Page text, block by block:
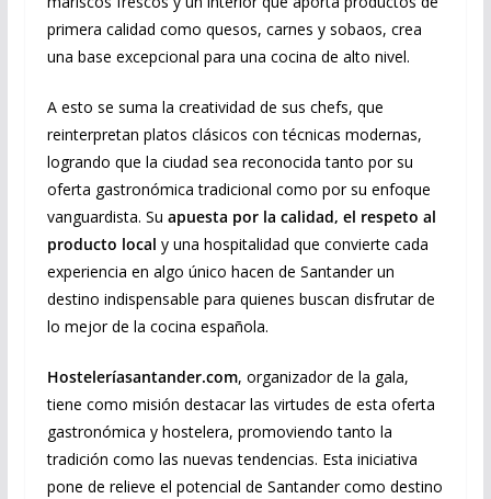
primera calidad como quesos, carnes y sobaos, crea
una base excepcional para una cocina de alto nivel.
A esto se suma la creatividad de sus chefs, que
reinterpretan platos clásicos con técnicas modernas,
logrando que la ciudad sea reconocida tanto por su
oferta gastronómica tradicional como por su enfoque
vanguardista. Su apuesta por la calidad, el respeto al
producto local y una hospitalidad que convierte cada
experiencia en algo único hacen de Santander un
destino indispensable para quienes buscan disfrutar de
lo mejor de la cocina española.
Hosteleríasantander.com, organizador de la gala,
tiene como misión destacar las virtudes de esta oferta
gastronómica y hostelera, promoviendo tanto la
tradición como las nuevas tendencias. Esta iniciativa
pone de relieve el potencial de Santander como destino